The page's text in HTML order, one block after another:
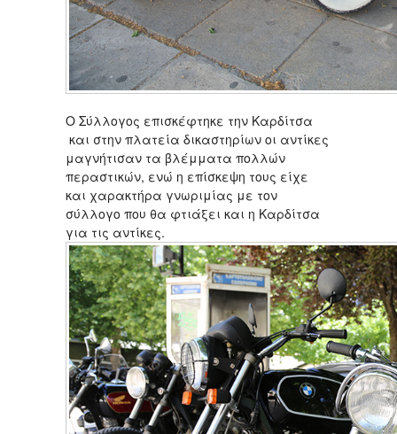
Ο Σύλλογος επισκέφτηκε την Καρδίτσα
και στην πλατεία δικαστηρίων οι αντίκες
μαγνήτισαν τα βλέμματα πολλών
περαστικών, ενώ η επίσκεψη τους είχε
και χαρακτήρα γνωριμίας με τον
σύλλογο που θα φτιάξει και η Καρδίτσα
για τις αντίκες.